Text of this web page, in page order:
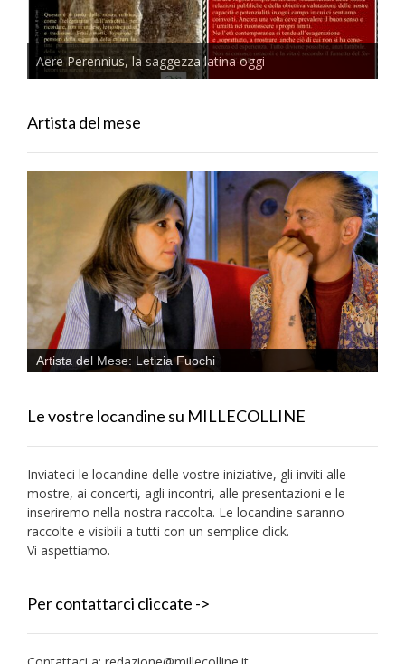
Aere Perennius, la saggezza latina oggi
Artista del mese
Artista del Mese: Letizia Fuochi
Le vostre locandine su MILLECOLLINE
Inviateci le locandine delle vostre iniziative, gli inviti alle
mostre, ai concerti, agli incontri, alle presentazioni e le
inseriremo nella nostra raccolta. Le locandine saranno
raccolte e visibili a tutti con un semplice click.
Vi aspettiamo.
Per contattarci cliccate ->